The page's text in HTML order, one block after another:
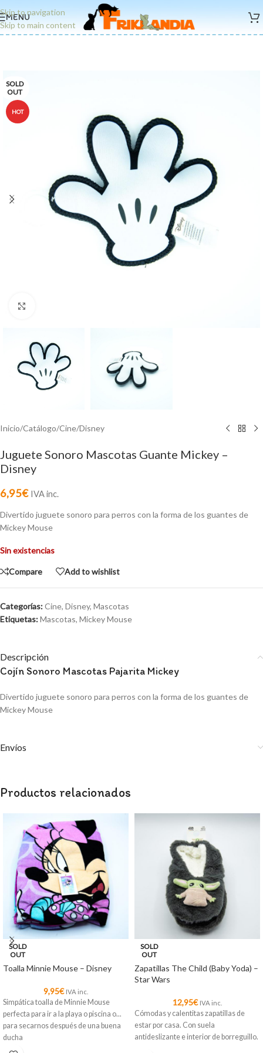
Skip to navigation
Skip to main content
MENU
SOLD
OUT
HOT
Inicio/Catálogo/Cine/Disney
Juguete Sonoro Mascotas Guante Mickey –
Disney
6,95€ IVA inc.
Divertido juguete sonoro para perros con la forma de los guantes de
Mickey Mouse
Sin existencias
Compare Add to wishlist
Categorías:Cine, Disney, Mascotas
Etiquetas:Mascotas, Mickey Mouse
Descripción
Cojín Sonoro Mascotas Pajarita Mickey
Divertido juguete sonoro para perros con la forma de los guantes de
Mickey Mouse
Envíos
Productos relacionados
SOLD
OUT
Toalla Minnie Mouse – Disney
9,95€ IVA inc.
Simpática toalla de Minnie Mouse
perfecta para ir a la playa o piscina o...
para secarnos después de una buena
ducha
SOLD
OUT
Zapatillas The Child (Baby Yoda) –
Star Wars
12,95€ IVA inc.
Cómodas y calentitas zapatillas de
estar por casa. Con suela
antideslizante e interior de borreguillo.